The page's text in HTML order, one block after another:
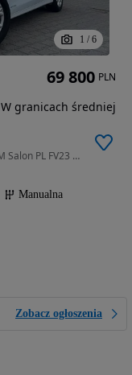
1 / 6
1482 cm3 • 160 KM • M 1,5T-GDI 160KM 6MT M Salon PL FV23 Gwarancja
Manualna
Zobacz ogłoszenia
69 800 PLN
W granicach średniej